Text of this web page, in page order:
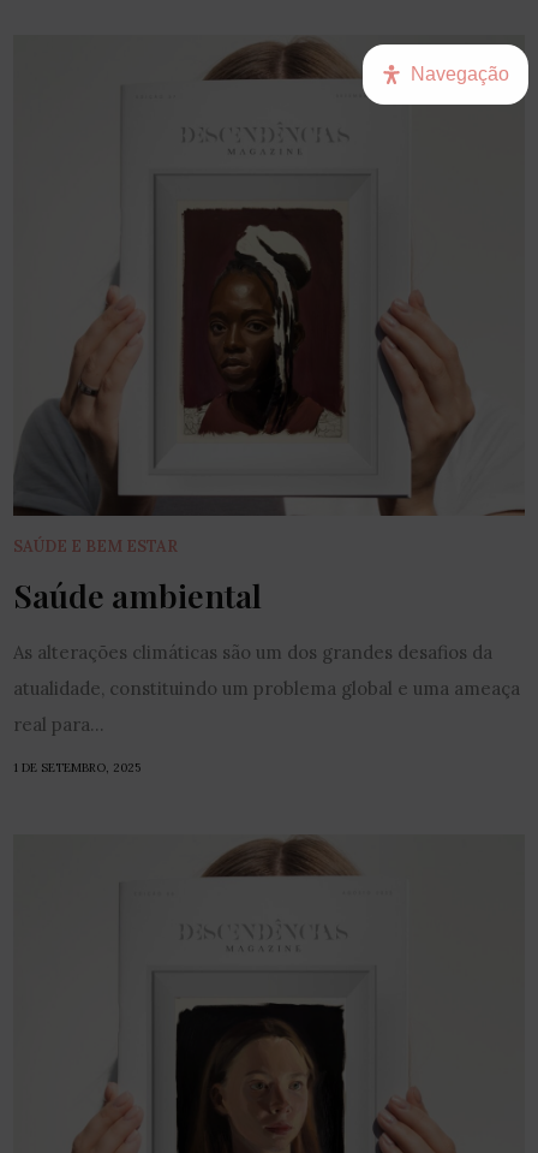
SAÚDE E BEM ESTAR
Saúde ambiental
As alterações climáticas são um dos grandes desafios da
atualidade, constituindo um problema global e uma ameaça
real para...
1 DE SETEMBRO, 2025
Navegação